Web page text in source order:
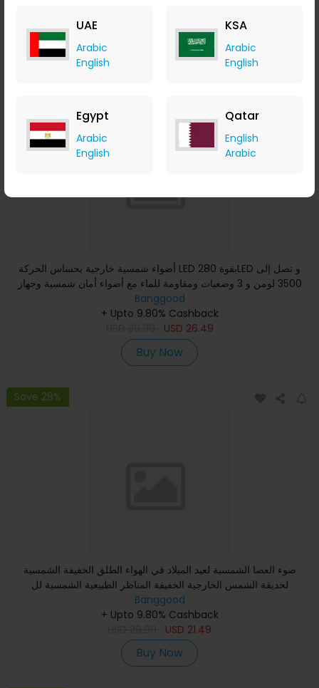
UAE
Arabic
English
KSA
Arabic
English
Egypt
Arabic
English
Qatar
English
Arabic
USD27.99
أضواء شمسية خارجية بحساس الحركة LED بقوة 280LED و تصل إلى
3500 لومن و 3 وضعيات ومقاومة للماء مع أضواء أمان شمسية وجهاز
ت
Banggood
+ Upto 9.80% Cashback
USD 26.49
Buy Now
Save 28%
ضوء العصا الشمسية لعيد الميلاد في الهواء الطلق الخفيفة الشمسية
لحديقة الشمس الخارجية الخفيفة المناظر الطبيعية الشمسية لل
Banggood
+ Upto 9.80% Cashback
USD 21.49
Buy Now